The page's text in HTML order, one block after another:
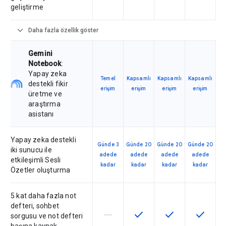
geliştirme
expand_more Daha fazla özellik göster
Gemini
Notebook:
Yapay zeka
destekli fikir
üretme ve
araştırma
asistanı
Temel
erişim
Kapsamlı
erişim
Kapsamlı
erişim
Kapsamlı
erişim
Yapay zeka destekli
iki sunucu ile
etkileşimli Sesli
Özetler oluşturma
Günde 3
adede
kadar
Günde 20
adede
kadar
Günde 20
adede
kadar
Günde 20
adede
kadar
5 kat daha fazla not
defteri, sohbet
sorgusu ve not defteri
Bu özellik söz konusu SKU
horizontal_rule Bu özellik SKU'da
check Bu özellik
check Bu
check